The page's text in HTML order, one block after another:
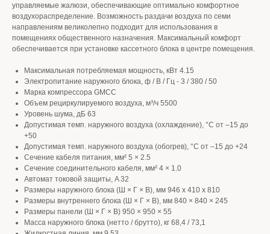
управляемые жалюзи, обеспечивающие оптимально комфортное
воздухораспределение. Возможность раздачи воздуха по семи
направлениям великолепно подходит для использования в
помещениях общественного назначения. Максимальный комфорт
обеспечивается при установке кассетного блока в центре помещения.
Максимальная потребляемая мощность, кВт 4.15
Электропитание наружного блока, ф / В / Гц - 3 / 380 / 50
Марка компрессора GMCC
Объем рециркулируемого воздуха, м³/ч 5500
Уровень шума, дБ 63
Допустимая темп. наружного воздуха (охлаждение), °C от –15 до
+50
Допустимая темп. наружного воздуха (обогрев), °C от –15 до +24
Сечение кабеля питания, мм² 5 × 2.5
Сечение соединительного кабеля, мм² 4 × 1.0
Автомат токовой защиты, A 32
Размеры наружного блока (Ш × Г × В), мм 946 x 410 x 810
Размеры внутреннего блока (Ш × Г × В), мм 840 × 840 × 245
Размеры панели (Ш × Г × В) 950 × 950 × 55
Масса наружного блока (нетто / брутто), кг 68,4 / 73,1